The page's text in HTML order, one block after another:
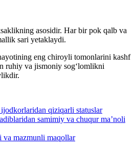
asosidir. Har bir pok qalb va
sari yetaklaydi.
eng chiroyli tomonlarini kashf
ruhiy va jismoniy sog‘lomlikni
qiziqarli statuslar
samimiy va chuqur ma’noli
mazmunli maqollar